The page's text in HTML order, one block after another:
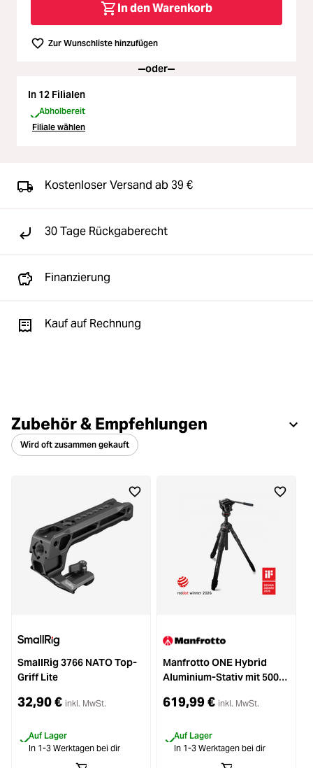
Loading... In den Warenkorb
Zur Wunschliste hinzufügen
oder
In 12 Filialen
Abholbereit
Filiale wählen
Kostenloser Versand ab 39 €
30 Tage Rückgaberecht
Finanzierung
Kauf auf Rechnung
Zubehör & Empfehlungen
Wird oft zusammen gekauft
SmallRig 3766 NATO Top-
Griff Lite
32,90 € inkl. MwSt.
Auf Lager
In 1-3 Werktagen bei dir
Manfrotto ONE Hybrid
Aluminium-Stativ mit 500X
619,99 € inkl. MwSt.
Auf Lager
In 1-3 Werktagen bei dir